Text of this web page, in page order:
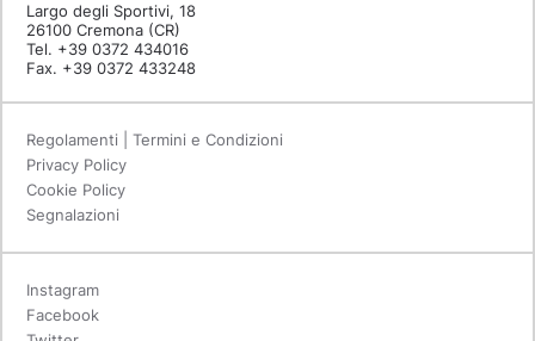
Largo degli Sportivi, 18
26100 Cremona (CR)
Tel. +39 0372 434016
Fax. +39 0372 433248
Regolamenti | Termini e Condizioni
Privacy Policy
Cookie Policy
Segnalazioni
Instagram
Facebook